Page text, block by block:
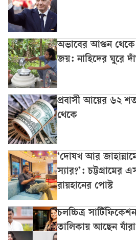
অভাবের আগুন থেকে
জয়: নাহিদের ঘুরে
প্রবাসী আয়ের ৬২
থেকে
‘দোযখ আর
স্যার?’: চট্টগ্রামের
রায়হানের পোস্ট
চলচ্চিত্র
তালিকায় আছেন যাঁরা